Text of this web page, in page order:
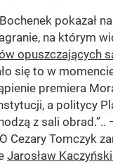
pokazał
na którym
opuszczających
się to w
premiera
a politycy
z sali obrad.”..
Cezary Tomczyk
Jarosław